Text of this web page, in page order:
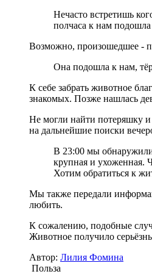
Нечасто встретишь
полчаса к нам
Возможно, произошедшее -
Она подошла к нам,
К себе забрать животное
знакомых. Позже нашлась
Не могли найти потеряшку
на дальнейшие поиски
В 23:00 мы обнаружили
крупная и ухоженная.
Хотим обратиться к
Мы также передали
любить.
К сожалению, подобные
Животное получило
Автор: Лилия Фомина
Польза